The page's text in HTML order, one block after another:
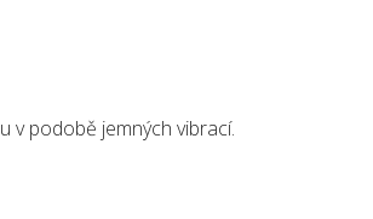
v podobě jemných vibrací.